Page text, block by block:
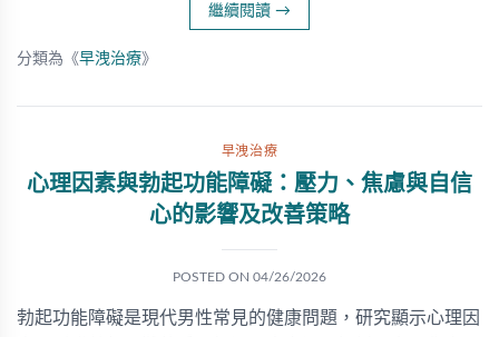
繼續閱讀 →
分類為《早洩治療》
早洩治療
心理因素與勃起功能障礙：壓力、焦慮與自信
心的影響及改善策略
POSTED ON 04/26/2026
勃起功能障礙是現代男性常見的健康問題，研究顯示心理因